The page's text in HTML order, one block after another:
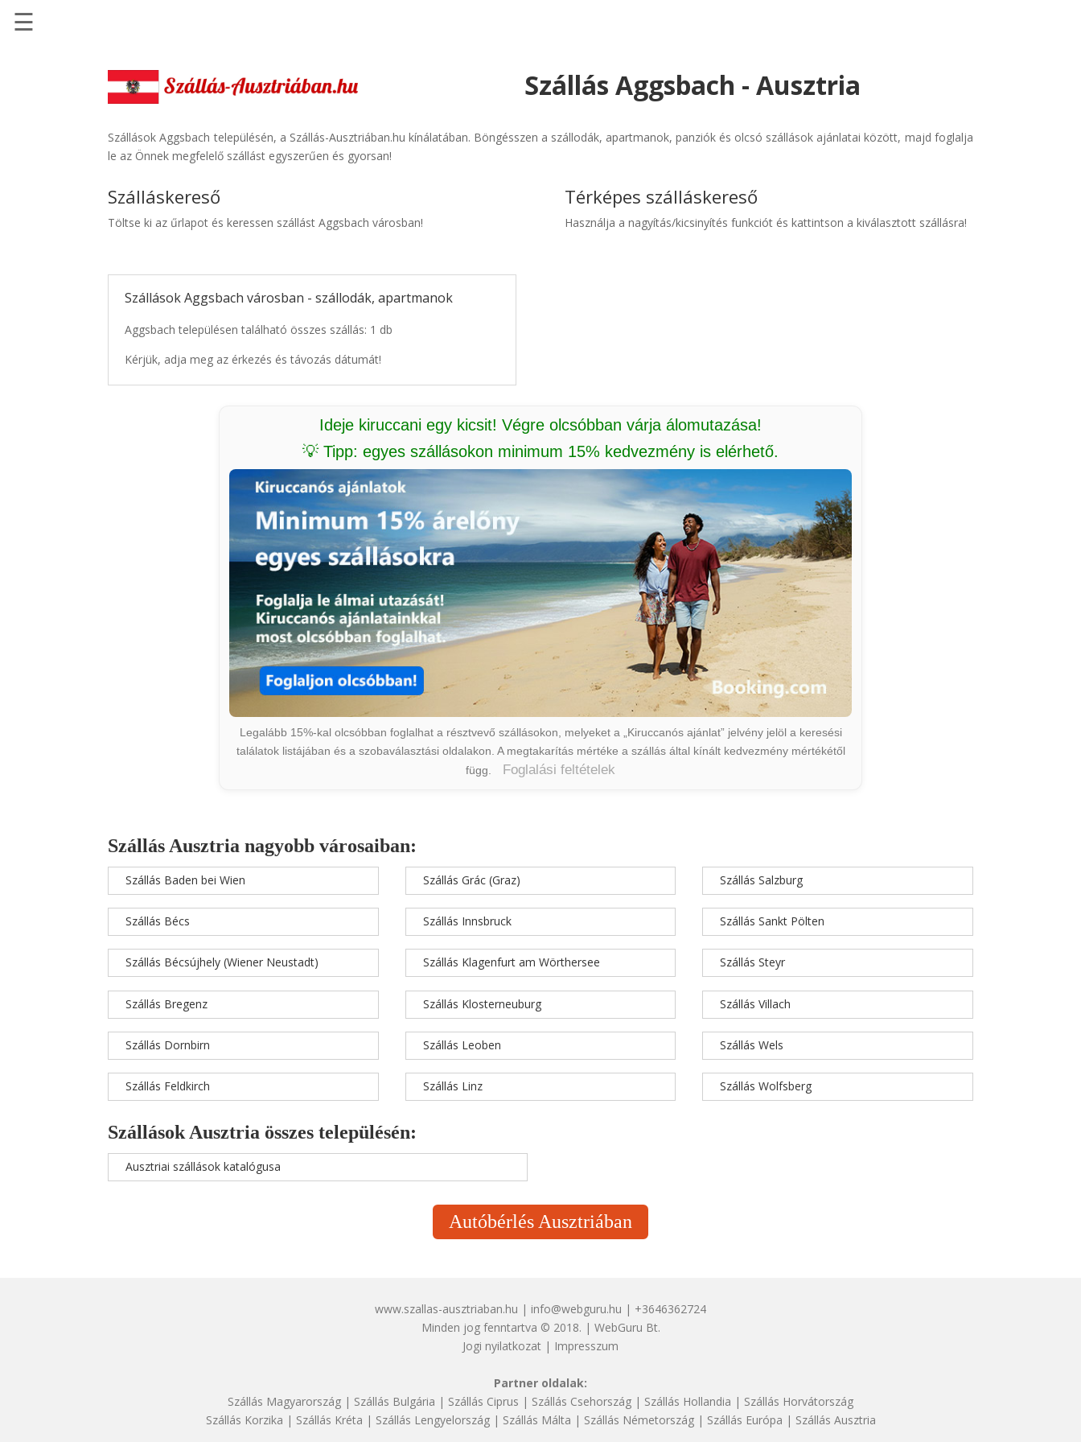
Szállásinfo.eu
Repülőjegy
Autóbérlés
☰
Szállás Aggsbach - Ausztria
Szállások Aggsbach településén, a Szállás-Ausztriában.hu kínálatában. Böngésszen a szállodák, apartmanok, panziók és olcsó szállások ajánlatai között, majd foglalja
le az Önnek megfelelő szállást egyszerűen és gyorsan!
Szálláskereső
Töltse ki az űrlapot és keressen szállást Aggsbach városban!
Szállások Aggsbach városban - szállodák, apartmanok
Aggsbach településen található összes szállás: 1 db
Kérjük, adja meg az érkezés és távozás dátumát!
Térképes szálláskereső
Használja a nagyítás/kicsinyítés funkciót és kattintson a kiválasztott szállásra!
Ideje kiruccani egy kicsit! Végre olcsóbban várja álomutazása!
💡 Tipp: egyes szállásokon minimum 15% kedvezmény is elérhető.
Legalább 15%-kal olcsóbban foglalhat a résztvevő szállásokon, melyeket a „Kiruccanós ajánlat” jelvény jelöl a keresési
találatok listájában és a szobaválasztási oldalakon. A megtakarítás mértéke a szállás által kínált kedvezmény mértékétől
függ.
Foglalási feltételek
Szállás Ausztria nagyobb városaiban:
Szállás Baden bei Wien
Szállás Bécs
Szállás Bécsújhely (Wiener Neustadt)
Szállás Bregenz
Szállás Dornbirn
Szállás Feldkirch
Szállás Grác (Graz)
Szállás Innsbruck
Szállás Klagenfurt am Wörthersee
Szállás Klosterneuburg
Szállás Leoben
Szállás Linz
Szállás Salzburg
Szállás Sankt Pölten
Szállás Steyr
Szállás Villach
Szállás Wels
Szállás Wolfsberg
Szállások Ausztria összes településén:
Ausztriai szállások katalógusa
Autóbérlés Ausztriában
www.szallas-ausztriaban.hu | info@webguru.hu | +3646362724
Minden jog fenntartva © 2018. | WebGuru Bt.
Jogi nyilatkozat | Impresszum
Partner oldalak:
Szállás Magyarország | Szállás Bulgária | Szállás Ciprus | Szállás Csehország | Szállás Hollandia | Szállás Horvátország
Szállás Korzika | Szállás Kréta | Szállás Lengyelország| Szállás Málta | Szállás Németország| Szállás Európa | Szállás Ausztria